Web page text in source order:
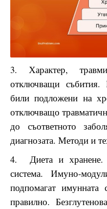
3. Характер,
отключващи
били подложени на
отключващо
до съответното
диагнозата. Методи и
4. Диета и хранене.
система. Имуно-
подпомагат имунната
правилно.